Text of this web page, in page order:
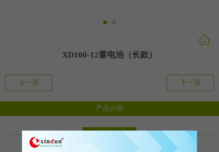
XD100-12蓄电池（长款）
上一页 下一页
产品介绍